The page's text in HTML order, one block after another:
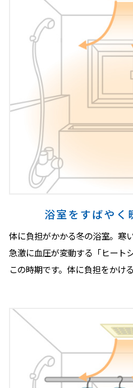
浴室をすばやく
体に負担がかかる冬の浴室。寒
急激に血圧が変動する「ヒート
この時期です。体に負担をかけ